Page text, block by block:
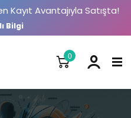
Kayıt Avantajıyla Satışta!
Bilgi
0